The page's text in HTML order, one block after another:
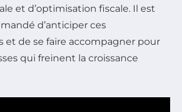
et d’optimisation fiscale. Il est
d’anticiper ces
et de se faire accompagner pour
qui freinent la croissance